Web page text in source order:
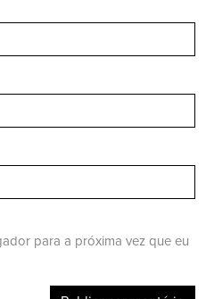
para a próxima vez que eu